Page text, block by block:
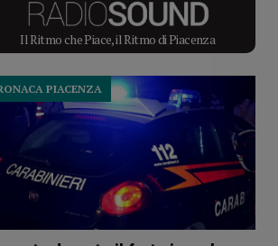
Il Ritmo che Piace, il Ritmo di Piacenza
PIACENZA